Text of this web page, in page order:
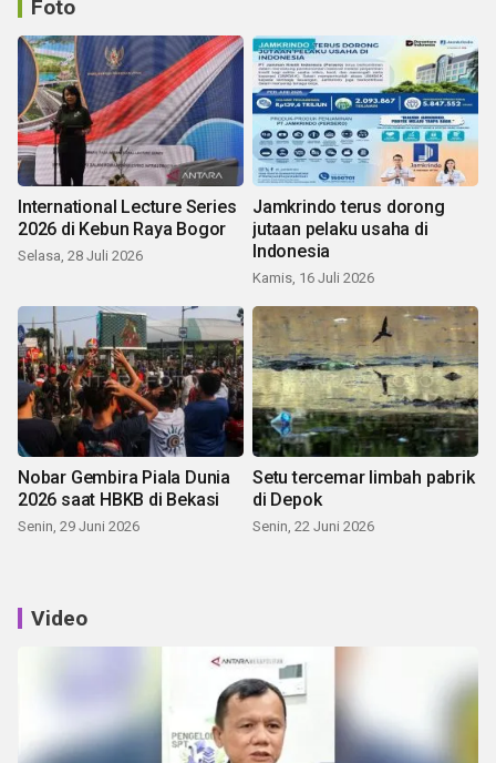
Foto
International Lecture Series
2026 di Kebun Raya Bogor
Selasa, 28 Juli 2026
Jamkrindo terus dorong
jutaan pelaku usaha di
Indonesia
Kamis, 16 Juli 2026
Nobar Gembira Piala Dunia
2026 saat HBKB di Bekasi
Senin, 29 Juni 2026
Setu tercemar limbah pabrik
di Depok
Senin, 22 Juni 2026
Video